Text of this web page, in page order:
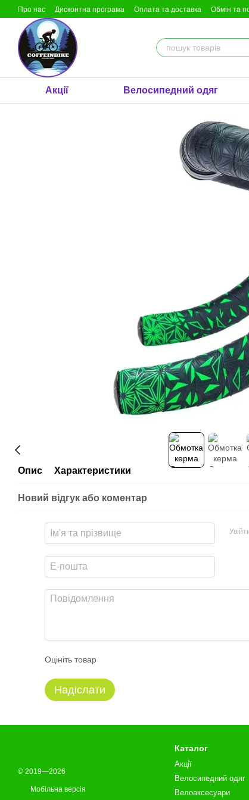
Перейти до основного контенту
Про нас Дисконтна програма Оплата та доставка Обмін та
Акції Велосипедний одяг
Опис Характеристики
Новий відгук або коментар
Оцініть товар
Надіслати
© 2019—2026
Мобільна версія
Каталог
Акції
Велосипедний одяг
Велоаксесуари